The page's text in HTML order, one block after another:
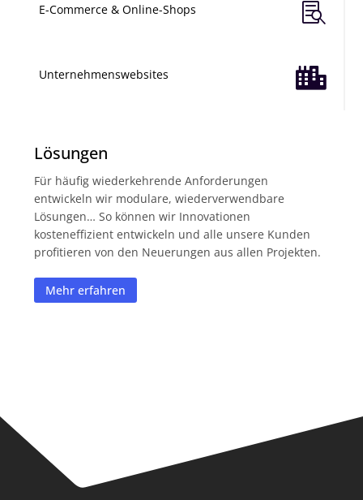

E-Commerce & Online-Shops

Unternehmenswebsites
Lösungen
Für häufig wiederkehrende Anforderungen
entwickeln wir modulare, wiederverwendbare
Lösungen… So können wir Innovationen
kosteneffizient entwickeln und alle unsere Kunden
profitieren von den Neuerungen aus allen Projekten.
Mehr erfahren